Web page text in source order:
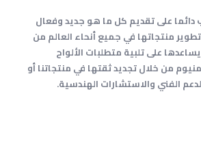
على تقديم كل ما هو جديد وفعال
منتجاتها في جميع أنحاء العالم من
على تلبية متطلبات الألواح
من خلال تجديد ثقتها في منتجاتنا أو
الفني والاستشارات الهندسية.